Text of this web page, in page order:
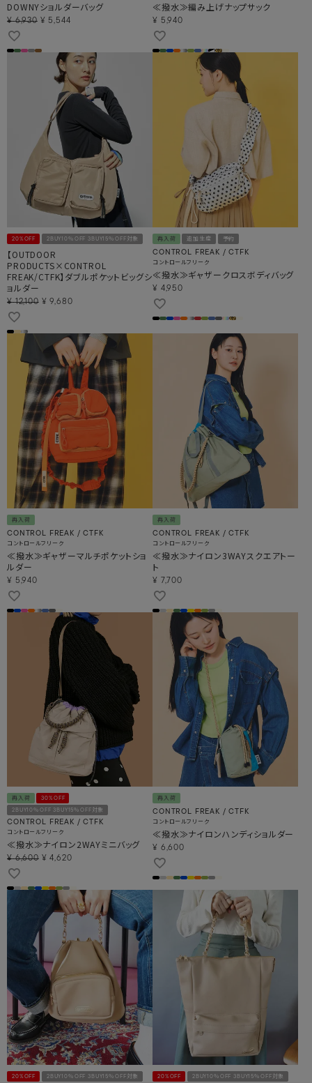
DOWNYショルダーバッグ
¥ 6,930 ¥ 5,544
≪撥水≫編み上げナップサック
¥ 5,940
20%OFF 2BUY10％OFF 3BUY15％OFF対象
【OUTDOOR
PRODUCTS×CONTROL
FREAK/CTFK】ダブルポケットビッグシ
ョルダー
¥ 12,100 ¥ 9,680
再入荷 追加生産 予約
CONTROL FREAK / CTFK
コントロールフリーク
≪撥水≫ギャザークロスボディバッグ
¥ 4,950
再入荷
CONTROL FREAK / CTFK
コントロールフリーク
≪撥水≫ギャザーマルチポケットショ
ルダー
¥ 5,940
再入荷
CONTROL FREAK / CTFK
コントロールフリーク
≪撥水≫ナイロン3WAYスクエアトー
ト
¥ 7,700
再入荷 30%OFF
2BUY10％OFF 3BUY15％OFF対象
CONTROL FREAK / CTFK
コントロールフリーク
≪撥水≫ナイロン2WAYミニバッグ
¥ 6,600 ¥ 4,620
再入荷
CONTROL FREAK / CTFK
コントロールフリーク
≪撥水≫ナイロンハンディショルダー
¥ 6,600
20%OFF 2BUY10％OFF 3BUY15％OFF対象 20%OFF 2BUY10％OFF 3BUY15％OFF対象